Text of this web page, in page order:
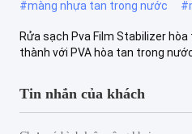
#màng nhựa tan trong nước #
Rửa sạch Pva Film Stabilizer
thành với PVA hòa tan trong
Tin nhắn của khách